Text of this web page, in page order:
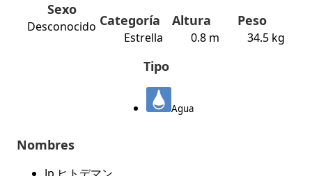
Sexo
Desconocido Categoría
Estrella
Altura
0.8 m
Peso
34.5 kg
Tipo
Agua
Nombres